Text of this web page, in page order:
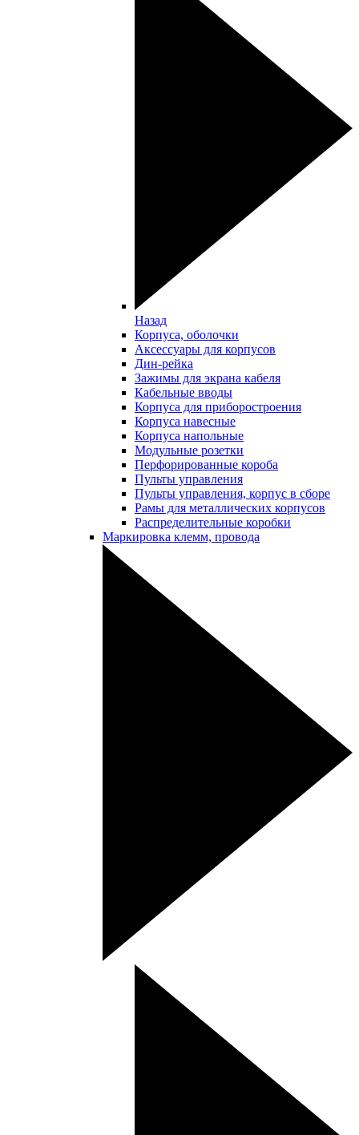
Назад
Корпуса, оболочки
Аксессуары для корпусов
Дин-рейка
Зажимы для экрана кабеля
Кабельные вводы
Корпуса для приборостроения
Корпуса навесные
Корпуса напольные
Модульные розетки
Перфорированные короба
Пульты управления
Пульты управления, корпус в сборе
Рамы для металлических корпусов
Распределительные коробки
Маркировка клемм, провода